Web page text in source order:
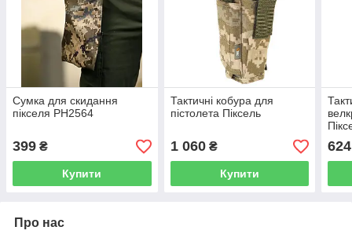
Сумка для скидання
пікселя РН2564
399 ₴
Купити
Тактичні кобура для
пістолета Піксель
1 060₴
Купити
624
Про нас